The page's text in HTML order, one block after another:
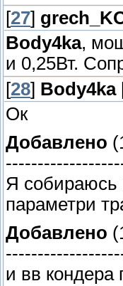
[27]
Body4ka,
и 0,25Вт.
[28] Body4ka
Ок
Добавлено
Я собираюсь
параметри
Добавлено
и вв кондера